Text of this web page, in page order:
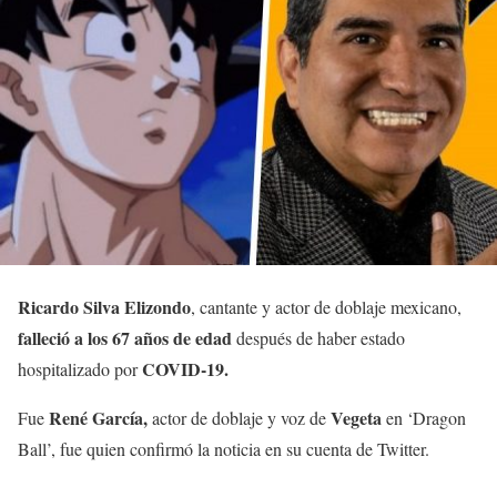
Ricardo Silva Elizondo, cantante y actor de doblaje mexicano,
falleció a los 67 años de edaddespués de haber estado
hospitalizado porCOVID-19.
FueRené García,actor de doblaje y voz deVegetaen ‘Dragon
Ball’, fue quien confirmó la noticia en su cuenta de Twitter.